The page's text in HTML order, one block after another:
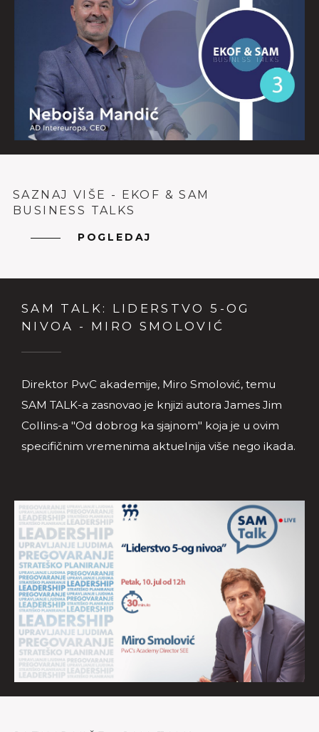
SAZNAJ VIŠE - EKOF & SAM
BUSINESS TALKS
POGLEDAJ
SAM TALK: LIDERSTVO 5-OG
NIVOA - MIRO SMOLOVIĆ
Direktor PwC akademije, Miro Smolović, temu
SAM TALK-a zasnovao je knjizi autora James Jim
Collins-a "Od dobrog ka sjajnom" koja je u ovim
specifičnim vremenima aktuelnija više nego ikada.